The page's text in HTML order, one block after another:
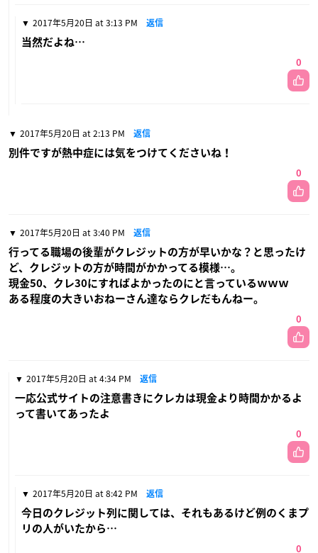
2017年5月20日 at 3:13 PM 返信
当然だよね…
0
2017年5月20日 at 2:13 PM 返信
別件ですが熱中症には気をつけてくださいね！
0
2017年5月20日 at 3:40 PM 返信
行ってる職場の後輩がクレジットの方が早いかな？と思ったけ
ど、クレジットの方が時間がかかってる模様…。
現金50、クレ30にすればよかったのにと言っているｗｗｗ
ある程度の大きいおねーさん達ならクレだもんねー。
0
2017年5月20日 at 4:34 PM 返信
一応公式サイトの注意書きにクレカは現金より時間かかるよ
って書いてあったよ
0
2017年5月20日 at 8:42 PM 返信
今日のクレジット列に関しては、それもあるけど例のくまプ
リの人がいたから…
0